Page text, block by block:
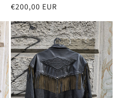
Prezzo
di
listino
€200,00 EUR